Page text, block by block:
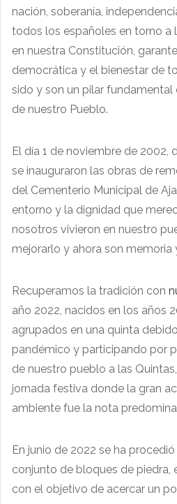
nación, soberanía,
todos los españoles en torno a
en nuestra Constitución,
democrática y el bienestar de
sido y son un pilar fundamental
de nuestro Pueblo.
El día 1 de noviembre de 2002,
se inauguraron las obras de
del Cementerio Municipal de
entorno y la dignidad que
nosotros vivieron en nuestro
mejorarlo y ahora son
Recuperamos la tradición con
año 2022, nacidos en los años
agrupados en una quinta
pandémico y participando por
de nuestro pueblo a las
jornada festiva donde la gran
ambiente fue la nota
En junio de 2022 se ha
conjunto de bloques de piedra,
con el objetivo de acercar un